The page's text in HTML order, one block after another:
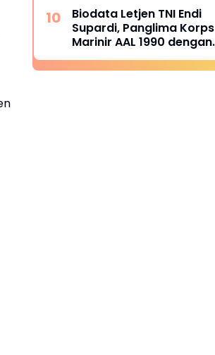
Engagement
Biodata Letjen TNI Endi
Supardi, Panglima Korps
Marinir AAL 1990 dengan
Berbagai Tanda Jasa